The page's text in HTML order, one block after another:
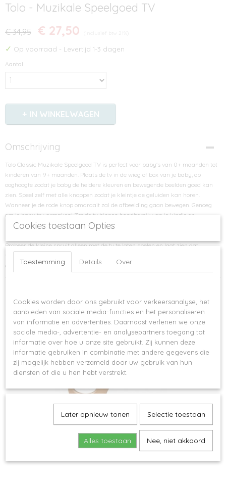
Tolo - Muzikale Speelgoed TV
€ 34,95 € 27,50 (inclusief btw 21%)
✓ Op voorraad - Levertijd 1-3 dagen
Aantal
IN WINKELWAGEN
Omschrijving
Tolo Classic Muzikale Speelgoed TV is perfect voor baby's van 0+ maanden tot
kinderen van 9+ maanden. Plaats de tv in de wieg of box van je baby, op
ooghoogte zodat je baby de heldere kleuren en bewegende beelden goed kan
zien. Speel zelf met alle knoppen zodat je kleintje de geluiden kan horen.
Wanneer je de rode knop omdraait zal de afbeelding gaan bewegen. Genoeg
om je baby te vermaken! Zet de tv binnen handbereik van je kindje en
stimuleer om de tv te gebruiken door de rammelaar en knoppen aan te raken.
Probeer de kleine spruit alleen met de tv te laten spelen en laat zien dat
afbeelding beweegt.
Magni - Wooden Animals on Wheels
Cookies toestaan Opties
Toestemming Details Over
Cookies worden door ons gebruikt voor verkeersanalyse, het
aanbieden van sociale media-functies en het personaliseren
van informatie en advertenties. Daarnaast verlenen we onze
sociale media-, advertentie- en analysepartners toegang tot
informatie over hoe u onze site gebruikt. Zij kunnen deze
informatie gebruiken in combinatie met andere gegevens die
zij mogelijk hebben verzameld door uw gebruik van hun
diensten of die u hen hebt verstrekt.
Later opnieuw tonen Selectie toestaan
Alles toestaan Nee, niet akkoord